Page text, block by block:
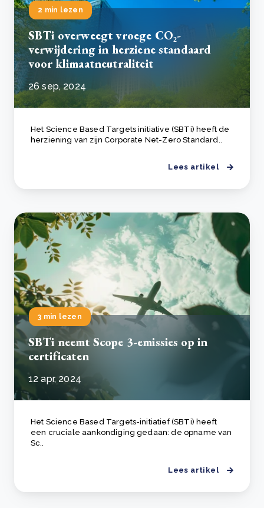
2 min lezen
SBTi overweegt vroege CO₂-
verwijdering in herziene standaard
voor klimaatneutraliteit
26 sep, 2024
Het Science Based Targets initiative (SBTi) heeft de
herziening van zijn Corporate Net-Zero Standard..
Lees artikel
3 min lezen
SBTi neemt Scope 3-emissies op in
certificaten
12 apr, 2024
Het Science Based Targets-initiatief (SBTi) heeft
een cruciale aankondiging gedaan: de opname van
Sc..
Lees artikel